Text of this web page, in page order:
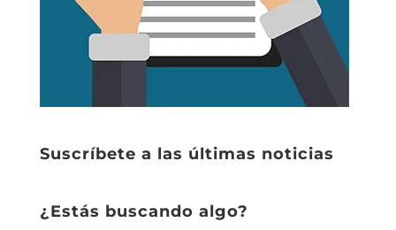
Suscríbete a las últimas noticias
¿Estás buscando algo?